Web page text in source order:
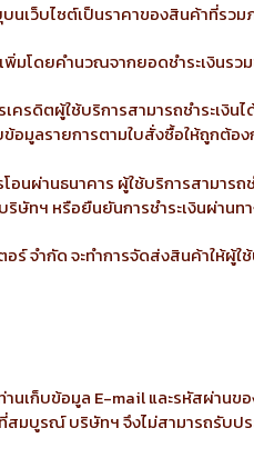
นเว็บไซต์เป็นราคาของสินค้าที่รว
มโดยคำนวณจากยอดชำระเงินร
เครดิตผู้ใช้บริการสามารถชำระเ
อมูลรายการตามใบสั่งซื้อให้ถูกต้
โอนผ่านธนาคาร ผู้ใช้บริการสามา
ริษัทฯ หรือยืนยันการชำระเงินผ่านท
ร์ จำกัด จะทำการจัดส่งสินค้าให้ผู้
นเก็บข้อมูล E-mail และรหัสผ่านข
มบูรณ์ บริษัทฯ จึงไม่สามารถรับป